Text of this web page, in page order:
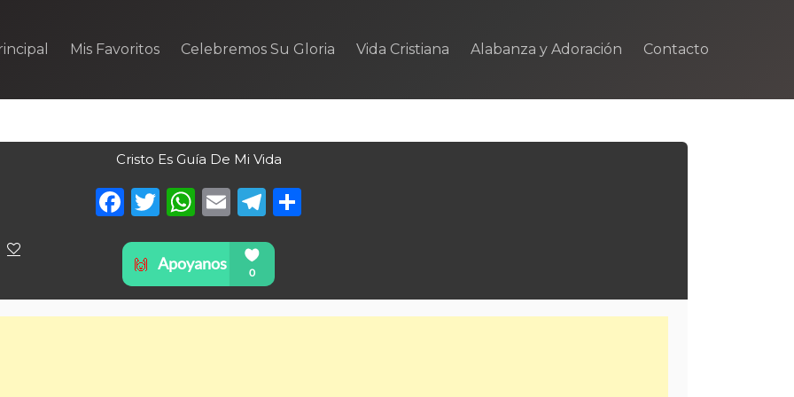
Mis Favoritos Celebremos Su Gloria Vida Cristiana Alabanza y Adoración Contacto
Cristo Es Guía De Mi Vida
Facebook
Twitter
WhatsApp
EmailTelegram